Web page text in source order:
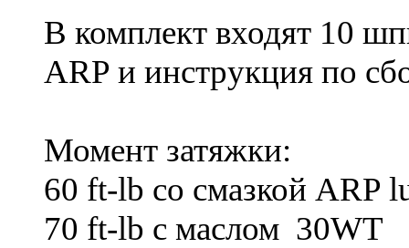
В комплект входят 10
ARP и инструкция по
Момент затяжки:
60 ft-lb со смазкой ARP
70 ft-lb с маслом 30WT